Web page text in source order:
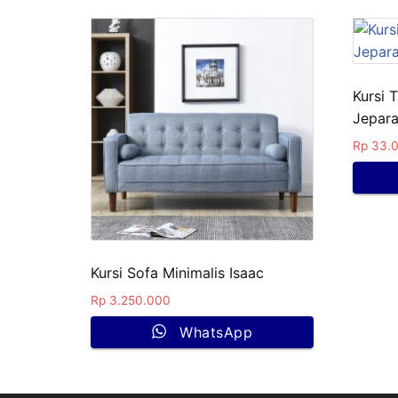
Kursi Sofa Minimalis Isaac
Rp 3.250.000
WhatsApp
Kursi
Jepara
Rp